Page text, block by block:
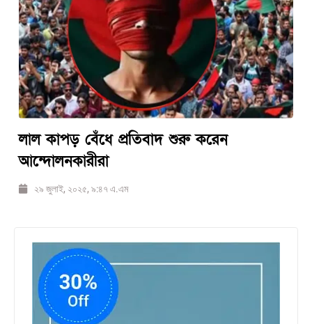
‎লাল কাপড় বেঁধে প্রতিবাদ শুরু করেন
আন্দোলনকারীরা‎
২৯ জুলাই, ২০২৫, ৯:৪৭ এ.এম